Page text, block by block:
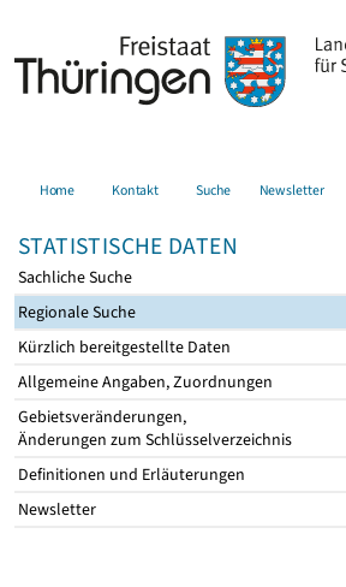
Home Kontakt Suche Newsletter
STATISTISCHE DATEN
Sachliche Suche
Regionale Suche
Kürzlich bereitgestellte Daten
Allgemeine Angaben, Zuordnungen
Gebietsveränderungen,
Änderungen zum Schlüsselverzeichnis
Definitionen und Erläuterungen
Newsletter